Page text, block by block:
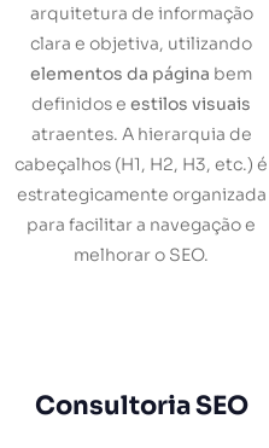
arquitetura de informação
clara e objetiva, utilizando
elementos da página bem
definidos e estilos visuais
atraentes. A hierarquia de
cabeçalhos (H1, H2, H3, etc.) é
estrategicamente organizada
para facilitar a navegação e
melhorar o SEO.
Consultoria SEO